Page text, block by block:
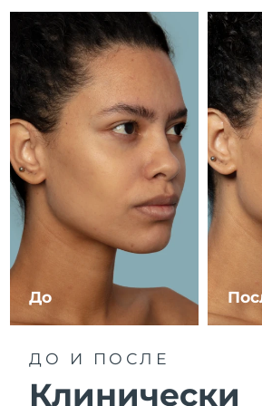
До
ДО И ПОСЛЕ
Клинически
Израиль
Италия
Япония
Джерси
Кувейт